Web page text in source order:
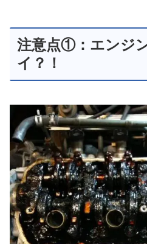
注意点①：エンジ
イ？！